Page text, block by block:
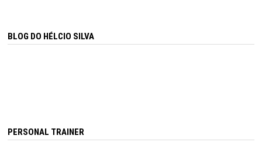
BLOG DO HÉLCIO SILVA
PERSONAL TRAINER